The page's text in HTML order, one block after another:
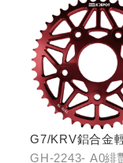
G7/KRV鋁合金
齒盤42T
GH-2243- A0緋